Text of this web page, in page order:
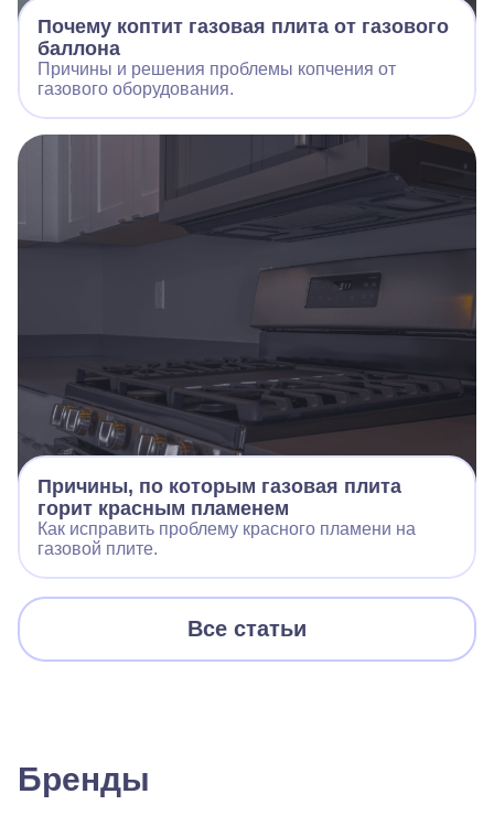
Почему коптит газовая плита от газового
баллона
Причины и решения проблемы копчения от
газового оборудования.
Причины, по которым газовая плита
горит красным пламенем
Как исправить проблему красного пламени на
газовой плите.
Все статьи
Бренды